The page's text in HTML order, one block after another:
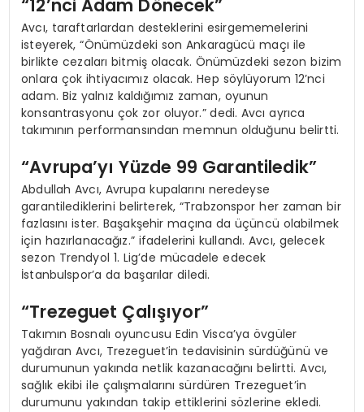
“12’nci Adam Dönecek”
Avcı, taraftarlardan desteklerini esirgememelerini
isteyerek, “Önümüzdeki son Ankaragücü maçı ile
birlikte cezaları bitmiş olacak. Önümüzdeki sezon bizim
onlara çok ihtiyacımız olacak. Hep söylüyorum 12’nci
adam. Biz yalnız kaldığımız zaman, oyunun
konsantrasyonu çok zor oluyor.” dedi. Avcı ayrıca
takımının performansından memnun olduğunu belirtti.
“Avrupa’yı Yüzde 99 Garantiledik”
Abdullah Avcı, Avrupa kupalarını neredeyse
garantilediklerini belirterek, “Trabzonspor her zaman bir
fazlasını ister. Başakşehir maçına da üçüncü olabilmek
için hazırlanacağız.” ifadelerini kullandı. Avcı, gelecek
sezon Trendyol 1. Lig’de mücadele edecek
İstanbulspor’a da başarılar diledi.
“Trezeguet Çalışıyor”
Takımın Bosnalı oyuncusu Edin Visca’ya övgüler
yağdıran Avcı, Trezeguet’in tedavisinin sürdüğünü ve
durumunun yakında netlik kazanacağını belirtti. Avcı,
sağlık ekibi ile çalışmalarını sürdüren Trezeguet’in
durumunu yakından takip ettiklerini sözlerine ekledi.